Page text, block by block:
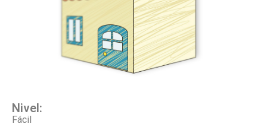
Nivel:
Fácil